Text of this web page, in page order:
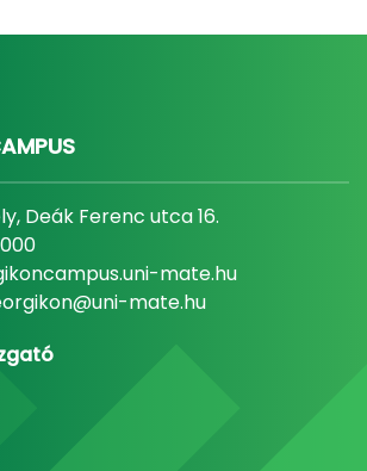
Deák Ferenc utca 16.
mate.hu
mate.hu